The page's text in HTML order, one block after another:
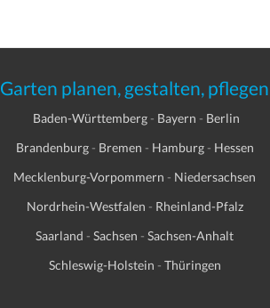
Garten planen, gestalten, pflegen
Baden-Württemberg- Bayern - Berlin
Brandenburg- Bremen - Hamburg- Hessen
Mecklenburg-Vorpommern - Niedersachsen
Nordrhein-Westfalen - Rheinland-Pfalz
Saarland -Sachsen -Sachsen-Anhalt
Schleswig-Holstein - Thüringen